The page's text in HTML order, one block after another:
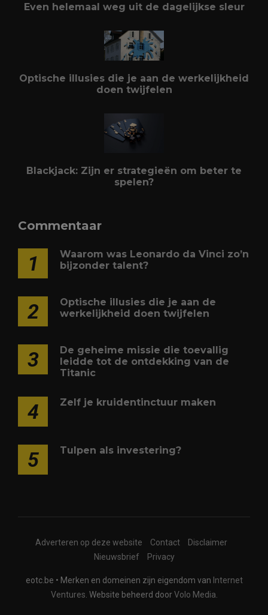
Even helemaal weg uit de dagelijkse sleur
Optische illusies die je aan de werkelijkheid
doen twijfelen
Blackjack: Zijn er strategieën om beter te
spelen?
Commentaar
1
Waarom was Leonardo da Vinci zo’n
bijzonder talent?
2
Optische illusies die je aan de
werkelijkheid doen twijfelen
3
De geheime missie die toevallig
leidde tot de ontdekking van de
Titanic
4 Zelf je kruidentinctuur maken
5 Tulpen als investering?
Adverteren op deze website Contact
Disclaimer
Nieuwsbrief
Privacy
eotc.be • Merken en domeinen zijn eigendom van Internet
Ventures. Website beheerd doorVolo Media.